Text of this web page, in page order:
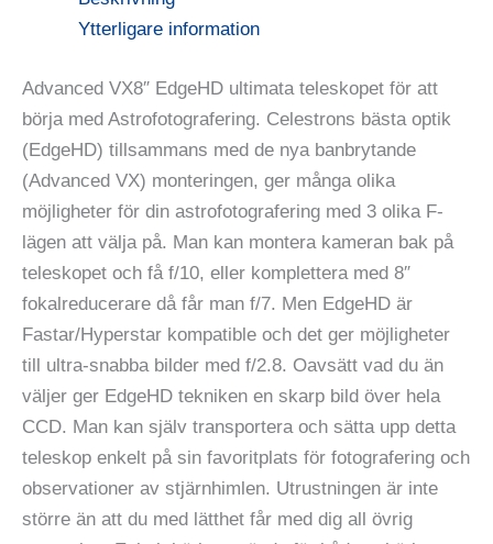
Ytterligare information
Advanced VX8″ EdgeHD ultimata teleskopet för att
börja med Astrofotografering. Celestrons bästa optik
(EdgeHD) tillsammans med de nya banbrytande
(Advanced VX) monteringen, ger många olika
möjligheter för din astrofotografering med 3 olika F-
lägen att välja på. Man kan montera kameran bak på
teleskopet och få f/10, eller komplettera med 8″
fokalreducerare då får man f/7. Men EdgeHD är
Fastar/Hyperstar kompatible och det ger möjligheter
till ultra-snabba bilder med f/2.8. Oavsätt vad du än
väljer ger EdgeHD tekniken en skarp bild över hela
CCD. Man kan själv transportera och sätta upp detta
teleskop enkelt på sin favoritplats för fotografering och
observationer av stjärnhimlen. Utrustningen är inte
större än att du med lätthet får med dig all övrig